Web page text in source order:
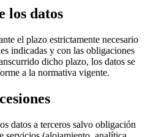
los datos
el plazo estrictamente necesario
indicadas y con las obligaciones
dicho plazo, los datos se
a la normativa vigente.
datos a terceros salvo obligación